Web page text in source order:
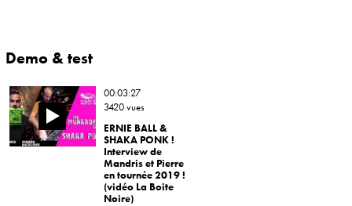
Demo & test
00:03:27
3420 vues
ERNIE BALL &
SHAKA PONK !
Interview de
Mandris et Pierre
en tournée 2019 !
(vidéo La Boite
Noire)